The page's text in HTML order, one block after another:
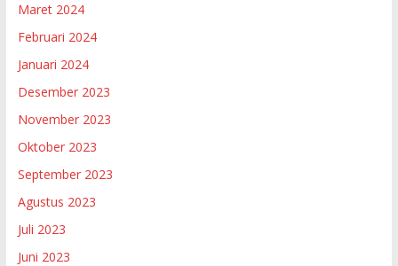
Maret 2024
Februari 2024
Januari 2024
Desember 2023
November 2023
Oktober 2023
September 2023
Agustus 2023
Juli 2023
Juni 2023